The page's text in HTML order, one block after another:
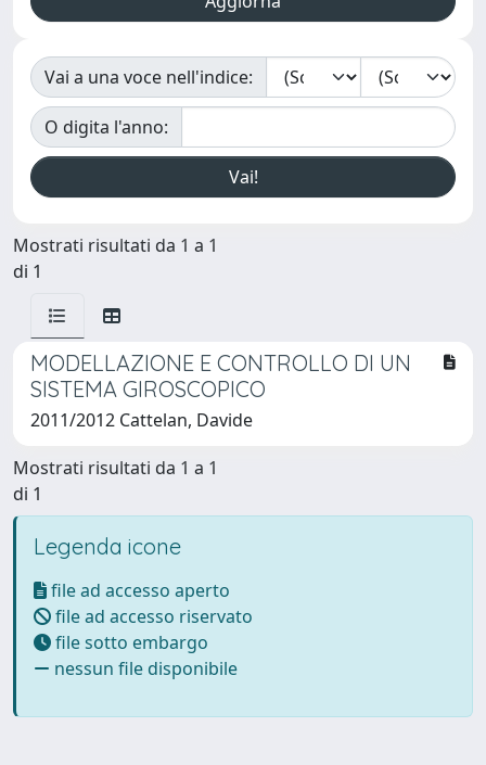
Vai a una voce nell'indice:
O digita l'anno:
Mostrati risultati da 1 a 1
di 1
MODELLAZIONE E CONTROLLO DI UN
SISTEMA GIROSCOPICO
2011/2012 Cattelan, Davide
Mostrati risultati da 1 a 1
di 1
Legenda icone
file ad accesso aperto
file ad accesso riservato
file sotto embargo
nessun file disponibile